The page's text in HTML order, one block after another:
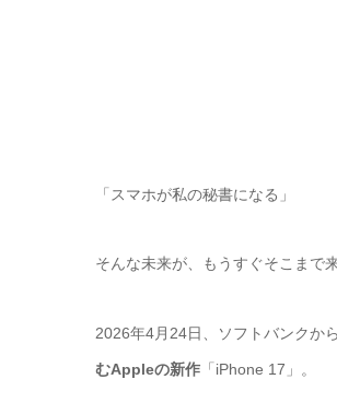
「スマホが私の秘書になる」
そんな未来が、もうすぐそこまで
2026年4月24日、ソフトバンクか
むAppleの新作 「iPhone 17」。